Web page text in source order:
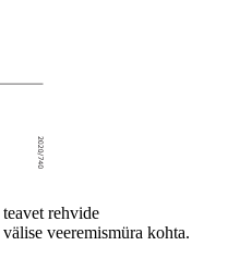
rehvide
veeremismüra kohta.